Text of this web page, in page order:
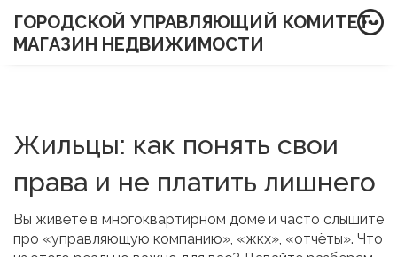
ГОРОДСКОЙ УПРАВЛЯЮЩИЙ КОМИТЕТ-
МАГАЗИН НЕДВИЖИМОСТИ
Жильцы: как понять свои
права и не платить лишнего
Вы живёте в многоквартирном доме и часто слышите
про «управляющую компанию», «жкх», «отчёты». Что